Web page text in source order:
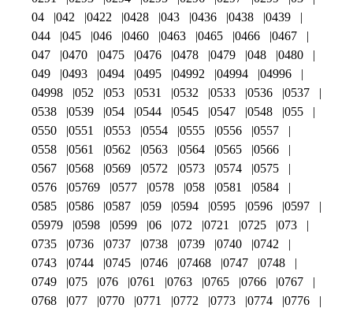
04
042 0422 0428 043 0436 0438
0439
044
045 046 0460 0463 0465 0466
0467
047
0470 0475 0476 0478 0479 048
0480
049
0493 0494 0495 04992 04994
04996
04998
052 053 0531 0532 0533 0536
0537
0538
0539 054 0544 0545 0547 0548
055
0550
0551 0553 0554 0555 0556
0557
0558
0561 0562 0563 0564 0565
0566
0567
0568 0569 0572 0573 0574
0575
0576
05769 0577 0578 058 0581
0584
0585
0586 0587 059 0594 0595 0596
0597
05979
0598 0599 06 072 0721 0725
073
0735
0736 0737 0738 0739 0740
0742
0743
0744 0745 0746 07468 0747
0748
0749
075 076 0761 0763 0765 0766
0767
0768
077 0770 0771 0772 0773 0774
0776